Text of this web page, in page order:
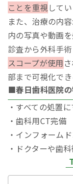
ことを重視 してい
また、治療の内
内の写真や動画
診査から外科手術
スコープが使用
部まで可視化で
■春日歯科医院
・すべての処置
・歯科用CT完備
・インフォーム
・ドクターや歯